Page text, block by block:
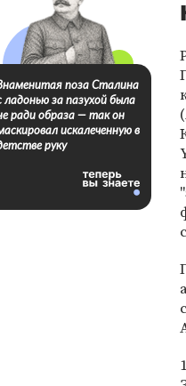
поза Сталина
ладонью за пазухой была
ради образа — так он
искалеченную в
руку